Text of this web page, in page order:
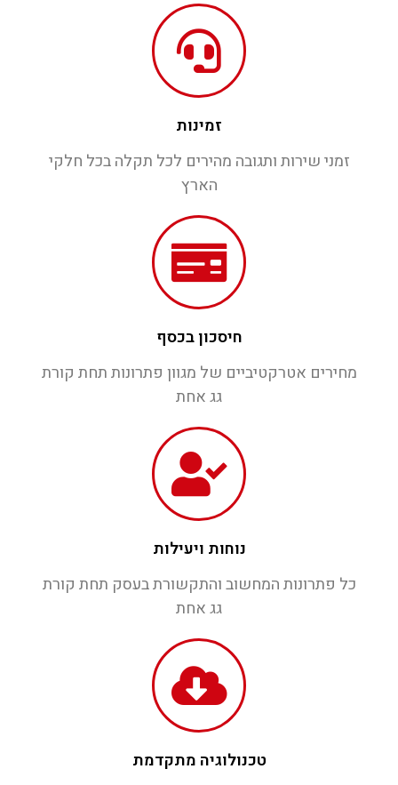
זמינות
זמני שירות ותגובה מהירים לכל תקלה בכל חלקי
הארץ
חיסכון בכסף
מחירים אטרקטיביים של מגוון פתרונות תחת קורת
גג אחת
נוחות ויעילות
כל פתרונות המחשוב והתקשורת בעסק תחת קורת
גג אחת
טכנולוגיה מתקדמת